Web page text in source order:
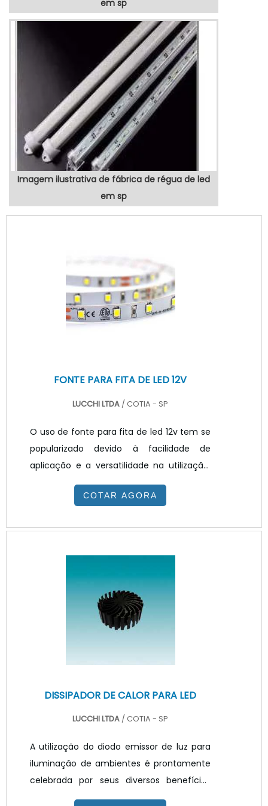
em sp
Imagem ilustrativa de fábrica de régua de led
em sp
FONTE PARA FITA DE LED 12V
LUCCHI LTDA / COTIA - SP
O uso de fonte para fita de led 12v tem se
popularizado devido à facilidade de
aplicação e a versatilidade na utilização.
Considerada atualmente como a mais
nova tendência no mercado que aliado a
iluminar com excelente qualidade, decora
escolhendo a melhor temperatura de cor
para criar um ambiente mais atrativo, por
exemplo branco quente para ambientes
residenciais e branco ne.
COTAR AGORA
DISSIPADOR DE CALOR PARA LED
LUCCHI LTDA / COTIA - SP
A utilização do diodo emissor de luz para
iluminação de ambientes é prontamente
celebrada por seus diversos benefícios
dentre variados ambientes, como a